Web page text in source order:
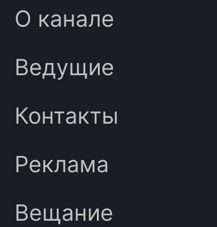
О канале
Ведущие
Контакты
Реклама
Вещание